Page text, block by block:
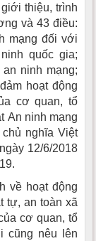
thiệu, trình
và 43 điều:
mạng đối với
quốc gia;
ninh mạng;
hoạt động
cơ quan, tổ
An ninh mạng
nghĩa Việt
12/6/2018
về hoạt động
tự, an toàn xã
cơ quan, tổ
cũng nêu lên